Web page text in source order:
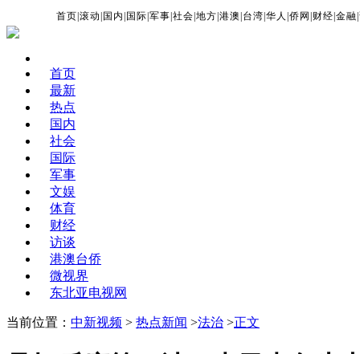
首页 |滚动 国内 国际 |军事 |社会 |地方 |港澳 台湾 |华人 |侨网 财经 |金融 |
首页
最新
热点
国内
社会
国际
军事
文娱
体育
财经
访谈
港澳台侨
微视界
东北亚电视网
当前位置： 中新视频 > 热点新闻 >法治 >正文